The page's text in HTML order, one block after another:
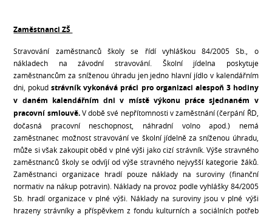
Zaměstnanci ZŠ
Stravování zaměstnanců školy se řídí vyhláškou 84/2005 Sb., o
nákladech na závodní stravování. Školní jídelna poskytuje
zaměstnancům za sníženou úhradu jen jedno hlavní jídlo v kalendářním
dni, pokudstrávník vykonává práci pro organizaci alespoň 3 hodiny
v daném kalendářním dni v místě výkonu práce sjednaném v
pracovní smlouvě.V době své nepřítomnosti v zaměstnání (čerpání ŘD,
dočasná pracovní neschopnost, náhradní volno apod.) nemá
zaměstnanec možnost stravování ve školní jídelně za sníženou úhradu,
může si však zakoupit oběd v plné výši jako cizí strávník. Výše stravného
zaměstnanců školy se odvíjí od výše stravného nejvyšší kategorie žáků.
Zaměstnanci organizace hradí pouze náklady na suroviny (finanční
normativ na nákup potravin). Náklady na provoz podle vyhlášky 84/2005
Sb. hradí organizace v plné výši. Náklady na suroviny jsou v plné výši
hrazeny strávníky a příspěvkem z fondu kulturních a sociálních potřeb